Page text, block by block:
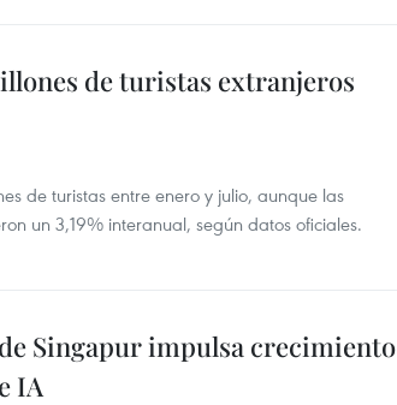
de turistas extranjeros
de turistas entre enero y julio, aunque las
un 3,19% interanual, según datos oficiales.
Singapur impulsa crecimiento
IA